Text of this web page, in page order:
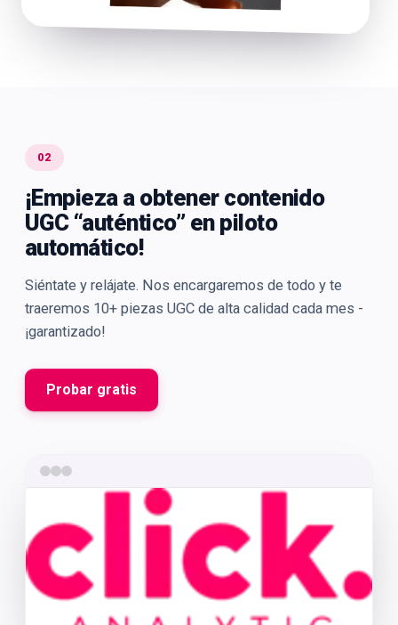
02
¡Empieza a obtener contenido
UGC “auténtico” en piloto
automático!
Siéntate y relájate. Nos encargaremos de todo y te
traeremos 10+ piezas UGC de alta calidad cada mes -
¡garantizado!
Probar gratis